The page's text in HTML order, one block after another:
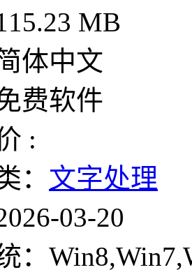
MB
体中文
费软件
:
： 文字处理
03-20
：